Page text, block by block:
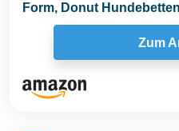
Form, Donut
Hunde Größe...
Zum